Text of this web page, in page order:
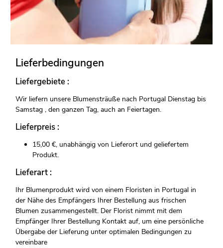
Lieferbedingungen
Liefergebiete :
Wir liefern unsere Blumensträuße nach Portugal Dienstag bis
Samstag , den ganzen Tag, auch an Feiertagen.
Lieferpreis :
15,00 €, unabhängig von Lieferort und geliefertem
Produkt.
Lieferart :
Ihr Blumenprodukt wird von einem Floristen in Portugal in
der Nähe des Empfängers Ihrer Bestellung aus frischen
Blumen zusammengestellt. Der Florist nimmt mit dem
Empfänger Ihrer Bestellung Kontakt auf, um eine persönliche
Übergabe der Lieferung unter optimalen Bedingungen zu
vereinbare